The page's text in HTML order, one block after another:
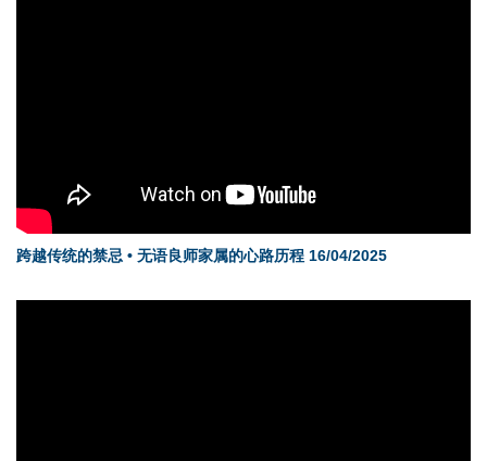
跨越传统的禁忌 • 无语良师家属的心路历程 16/04/2025